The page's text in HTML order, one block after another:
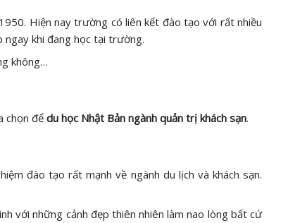
Hiện nay trường có liên kết đào tạo với rất nhiều
ngay khi đang học tại trường.
không…
chọn để du học Nhật Bản ngành quản trị khách sạn.
đào tạo rất mạnh về ngành du lịch và khách sạn.
với những cảnh đẹp thiên nhiên làm nao lòng bất cứ